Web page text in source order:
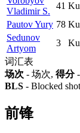
Vladimir S.
41
Pautov Yury 78
Sedunov
Artyom
3
词汇表
场次 - 场次, 得分-
BLS - Blocked
前锋